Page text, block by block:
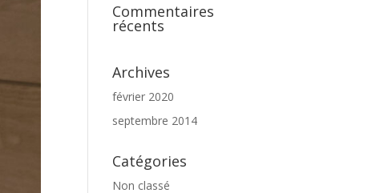
Commentaires
récents
Archives
février 2020
septembre 2014
Catégories
Non classé